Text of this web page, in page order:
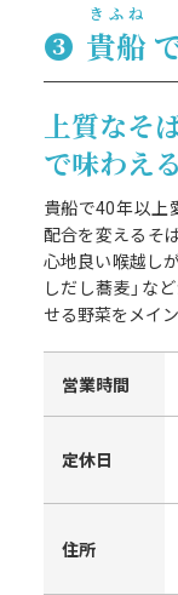
❸ 貴船
きふね
上質なそ
で味わえる
貴船で40年以上
配合を変えるそ
心地良い喉越し
しだし蕎麦」な
せる野菜をメイ
営業時間
定休日
住所